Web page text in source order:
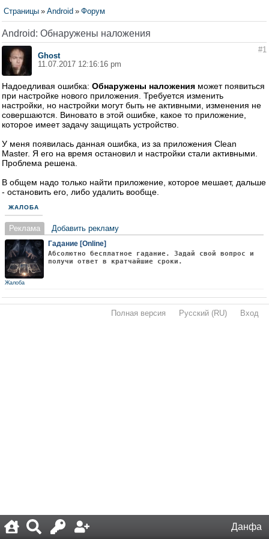
Данфа
Страницы » Android » Форум
Android: Обнаружены наложения
Ghost
11.07.2017 12:16:16 pm
#1
Надоедливая ошибка: Обнаружены наложения может появиться
при настройке нового приложения. Требуется изменить
настройки, но настройки могут быть не активными, изменения не
совершаются. Виновато в этой ошибке, какое то приложение,
которое имеет задачу защищать устройство.
У меня появилась данная ошибка, из за приложения Clean
Master. Я его на время остановил и настройки стали активными.
Проблема решена.
В общем надо только найти приложение, которое мешает, дальше
- остановить его, либо удалить вообще.
ЖАЛОБА
Реклама Добавить рекламу
Гадание [Online]
Абсолютно бесплатное гадание. Задай свой вопрос и
получи ответ в кратчайшие сроки.
Жалоба
Полная версия Русский (RU) Вход